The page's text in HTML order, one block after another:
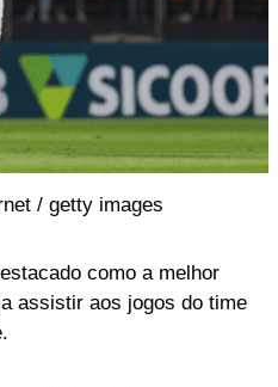
/ getty images
como a melhor
assistir aos jogos do time